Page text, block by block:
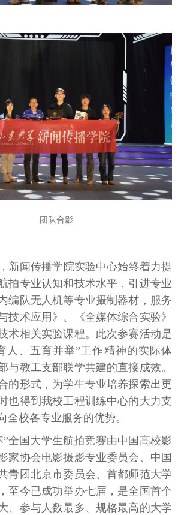
团队合影
闻传播学院实验中心始终着力提
拍专业认知和技术水平，引进专业
编队无人机等专业摄制器材，服务
技术应用》、《全媒体综合实验》
术相关实验课程。此次参赛活动是
人、五育并举”工作精神的实际体
与教工支部联学共建的直接成效。
的形式，为学生专业培养探索出更
也得到我校工程训练中心的大力支
全校各专业服务的优势。
国大学生航拍竞赛由中国高校影
家协会电影摄影专业委员会、中国
青团北京市委员会、首都师范大学
至今已成功举办七届，是全国首个
、参与人数最多、规格最高的大学